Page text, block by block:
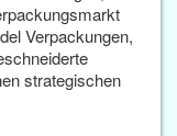
Verpackungen,
strategischen